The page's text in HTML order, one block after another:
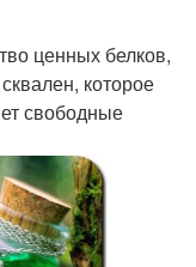
ценных белков,
которое
свободные